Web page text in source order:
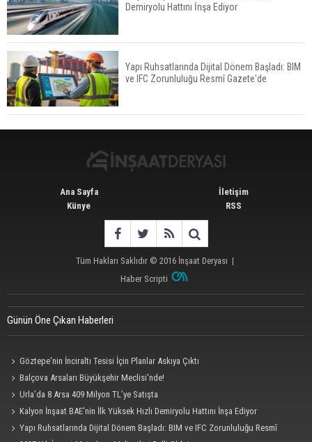
ABD'de İnşaat Harcamaları Geriledi
Tercih Döneminde Barınma Telaşı Başladı
Demiryolu Hattını İnşa Ediyor
Yapı Ruhsatlarında Dijital Dönem Başladı: BIM
ve IFC Zorunluluğu Resmî Gazete'de
Ana Sayfa
Künye
İletişim
RSS
Tüm Hakları Saklıdır © 2016 İnşaat Deryası |
Haber Scripti
Günün Öne Çıkan Haberleri
Göztepe'nin İnciraltı Tesisi İçin Planlar Askıya Çıktı
Balçova Arsaları Büyükşehir Meclisi'nde!
Urla’da 8 Arsa 409 Milyon TL’ye Satışta
Kalyon İnşaat BAE'nin İlk Yüksek Hızlı Demiryolu Hattını İnşa Ediyor
Yapı Ruhsatlarında Dijital Dönem Başladı: BIM ve IFC Zorunluluğu Resmî